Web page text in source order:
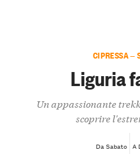
CIPRESSA —
Liguria
Un appassionante
scoprire
Da Sabato A